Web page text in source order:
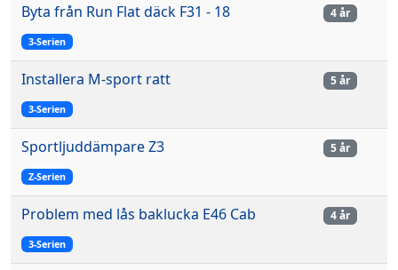
Byta från Run Flat däck F31 - 18
3-Serien
4 år
Installera M-sport ratt
3-Serien
5 år
Sportljuddämpare Z3
Z-Serien
5 år
Problem med lås baklucka E46 Cab
3-Serien
4 år